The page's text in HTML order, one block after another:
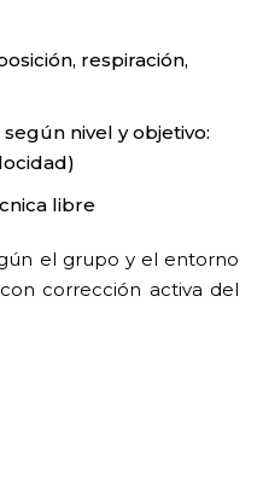
respiración,
nivel y objetivo:
libre
el grupo y el entorno
corrección activa del